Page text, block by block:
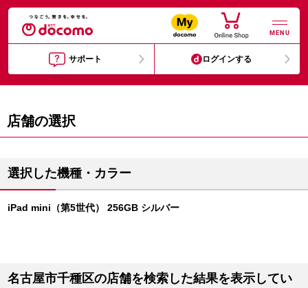
MENU
サポート ログインする
店舗の選択
選択した機種・カラー
iPad mini（第5世代） 256GB シルバー
名古屋市千種区の店舗を検索した結果を表示してい